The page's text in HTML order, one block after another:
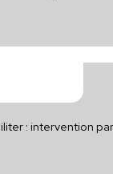
: intervention